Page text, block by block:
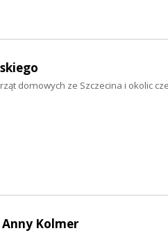
domowych ze Szczecina i okolic
Kolmer